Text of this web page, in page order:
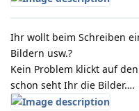
Ihr wollt beim Schreiben
Bildern usw.?
Kein Problem klickt auf
schon seht Ihr die Bilder….